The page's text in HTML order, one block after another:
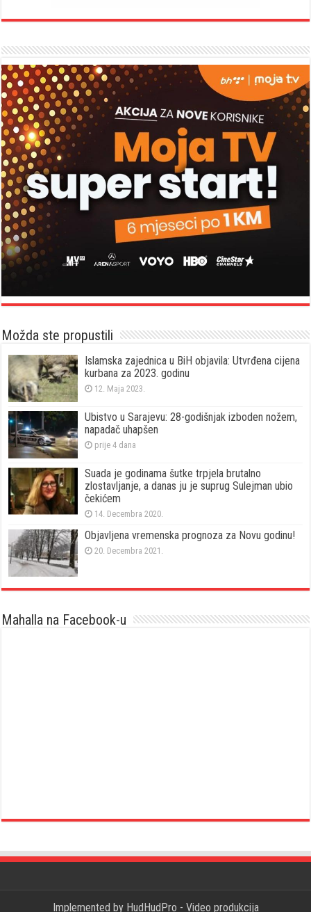
Možda ste propustili
Islamska zajednica u BiH objavila: Utvrđena cijena
kurbana za 2023. godinu
12. Maja 2023.
Ubistvo u Sarajevu: 28-godišnjak izboden nožem,
napadač uhapšen
prije 4 dana
Suada je godinama šutke trpjela brutalno
zlostavljanje, a danas ju je suprug Sulejman ubio
čekićem
14. Decembra 2020.
Objavljena vremenska prognoza za Novu godinu!
20. Decembra 2021.
Mahalla na Facebook-u
Implemented by HudHudPro - Video produkcija